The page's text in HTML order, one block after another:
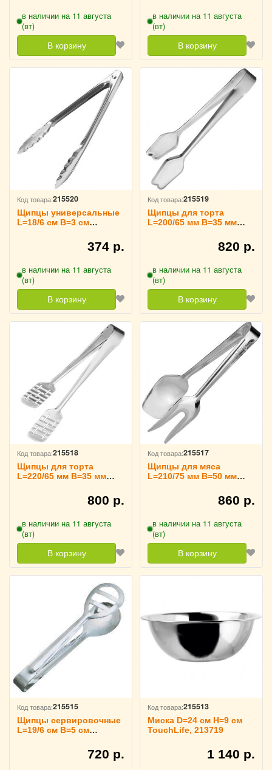
в наличии на 11 августа
(вт)
В корзину
в наличии на 11 августа
(вт)
В корзину
Код товара:215520
Щипцы универсальные
L=18/6 см B=3 см
374 р.
в наличии на 11 августа
(вт)
В корзину
Код товара:215519
Щипцы для торта
L=200/65 мм B=35 мм
820 р.
в наличии на 11 августа
(вт)
В корзину
Код товара:215518
Щипцы для торта
L=220/65 мм B=35 мм
800 р.
в наличии на 11 августа
(вт)
В корзину
Код товара:215517
Щипцы для мяса
L=210/75 мм B=50 мм
860 р.
в наличии на 11 августа
(вт)
В корзину
Код товара:215515
Щипцы сервировочные
L=19/6 см B=5 см
720 р.
Код товара:215513
Миска D=24 см H=9 см
TouchLife, 213719
1 140 р.